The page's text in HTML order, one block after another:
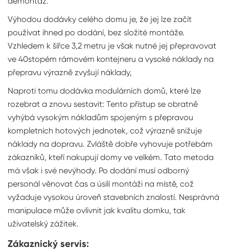
Výhodou dodávky celého domu je, že jej lze začít
používat ihned po dodání, bez složité montáže.
Vzhledem k šířce 3,2 metru je však nutné jej přepravovat
ve 40stopém rámovém kontejneru a vysoké náklady na
přepravu výrazně zvyšují náklady,
Naproti tomu dodávka modulárních domů, které lze
rozebrat a znovu sestavit: Tento přístup se obratně
vyhýbá vysokým nákladům spojeným s přepravou
kompletních hotových jednotek, což výrazně snižuje
náklady na dopravu. Zvláště dobře vyhovuje potřebám
zákazníků, kteří nakupují domy ve velkém. Tato metoda
má však i své nevýhody. Po dodání musí odborný
personál věnovat čas a úsilí montáži na místě, což
vyžaduje vysokou úroveň stavebních znalostí. Nesprávná
manipulace může ovlivnit jak kvalitu domku, tak
uživatelský zážitek.
Zákaznický servis: